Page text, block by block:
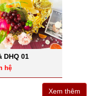
DHQ 01
hệ
Xem thêm